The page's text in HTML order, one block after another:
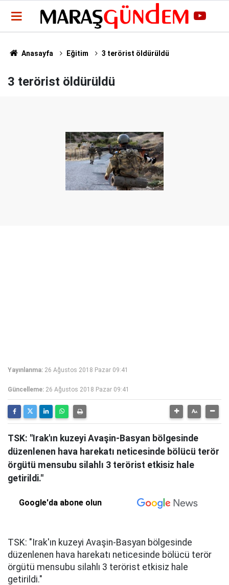
Anasayfa Eğitim 3 terörist öldürüldü
3 terörist öldürüldü
Yayınlanma: 26 Ağustos 2018 Pazar 09:41
Güncelleme: 26 Ağustos 2018 Pazar 09:41
TSK: "Irak'ın kuzeyi Avaşin-Basyan bölgesinde
düzenlenen hava harekatı neticesinde bölücü terör
örgütü mensubu silahlı 3 terörist etkisiz hale
getirildi."
Google'da abone olun
TSK: "Irak'ın kuzeyi Avaşin-Basyan bölgesinde
düzenlenen hava harekatı neticesinde bölücü terör
örgütü mensubu silahlı 3 terörist etkisiz hale
getirildi."